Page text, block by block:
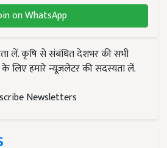
on WhatsApp
लें. कृषि से संबंधित देशभर की सभी
लिए हमारे न्यूज़लेटर की सदस्यता लें.
Newsletters